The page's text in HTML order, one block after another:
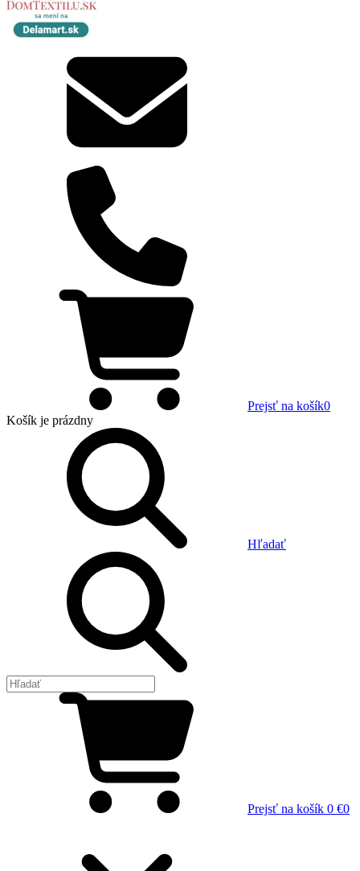
Prejsť na košík0
Košík je prázdny
Hľadať
Prejsť na košík 0 €0